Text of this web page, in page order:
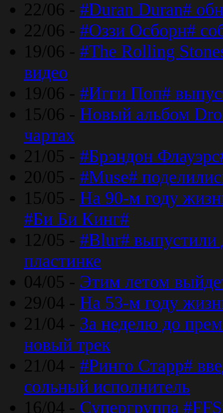
22/06 - #Duran Duran#
22/06 - #Оззи Осборн#
19/06 - #The Rolling
видео
19/06 - #Игги Поп#
15/06 - Новый альбом
чартах
21/05 - #Брэндон
20/05 - #Muse#
15/05 - На 90-м году
#Би Би Кинг#
12/05 - #Blur# выпустили
пластинке
04/05 - Этим летом
29/04 - На 53-м году
21/04 - За неделю до
новый трек
21/04 - #Ринго Старр#
сольный исполнитель
16/04 - Супергруппа